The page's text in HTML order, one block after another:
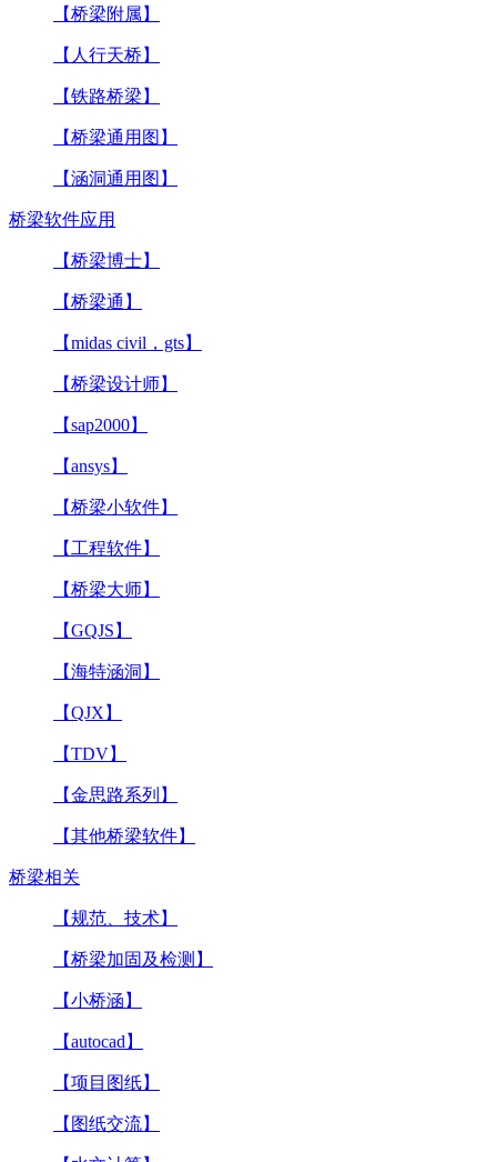
【桥梁附属】
【人行天桥】
【铁路桥梁】
【桥梁通用图】
【涵洞通用图】
桥梁软件应用
【桥梁博士】
【桥梁通】
【midas civil，gts】
【桥梁设计师】
【sap2000】
【ansys】
【桥梁小软件】
【工程软件】
【桥梁大师】
【GQJS】
【海特涵洞】
【QJX】
【TDV】
【金思路系列】
【其他桥梁软件】
桥梁相关
【规范、技术】
【桥梁加固及检测】
【小桥涵】
【autocad】
【项目图纸】
【图纸交流】